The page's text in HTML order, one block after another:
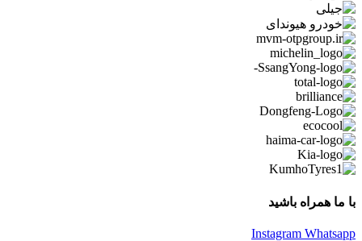
با ما همراه باشید
Instagram Whatsapp